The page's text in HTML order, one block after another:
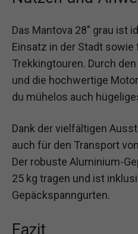
Das Mantova 28″ grau ist
Einsatz in der Stadt sowie
Trekkingtouren. Durch
und die hochwertige
du mühelos auch
Dank der vielfältigen
auch für den Transport
Der robuste Aluminium-
25 kg tragen und ist
Gepäckspanngurten.
Fazit